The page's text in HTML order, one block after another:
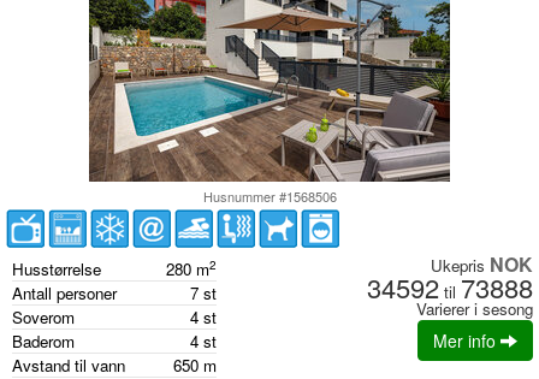
Husnummer #1568506
Husstørrelse 280 m2
Antall personer 7 st
Soverom
4 st
Baderom
4 st
Avstand til vann
650 m
Ukepris NOK
34592 til 73888
Varierer i sesong
Mer info